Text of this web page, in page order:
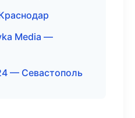
Media —
— Севастополь